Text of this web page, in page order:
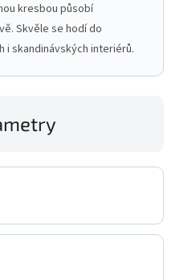
kresbou působí
Skvěle se hodí do
i skandinávských interiérů.